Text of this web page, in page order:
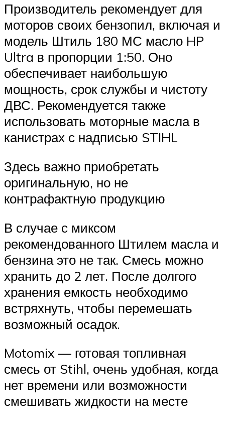
Производитель рекомендует для
моторов своих бензопил, включая и
модель Штиль 180 МС масло HP
Ultra в пропорции 1:50. Оно
обеспечивает наибольшую
мощность, срок службы и чистоту
ДВС. Рекомендуется также
использовать моторные масла в
канистрах с надписью STIHL
Здесь важно приобретать
оригинальную, но не
контрафактную продукцию
В случае с миксом
рекомендованного Штилем масла и
бензина это не так. Смесь можно
хранить до 2 лет. После долгого
хранения емкость необходимо
встряхнуть, чтобы перемешать
возможный осадок.
Motomix — готовая топливная
смесь от Stihl, очень удобная, когда
нет времени или возможности
смешивать жидкости на месте